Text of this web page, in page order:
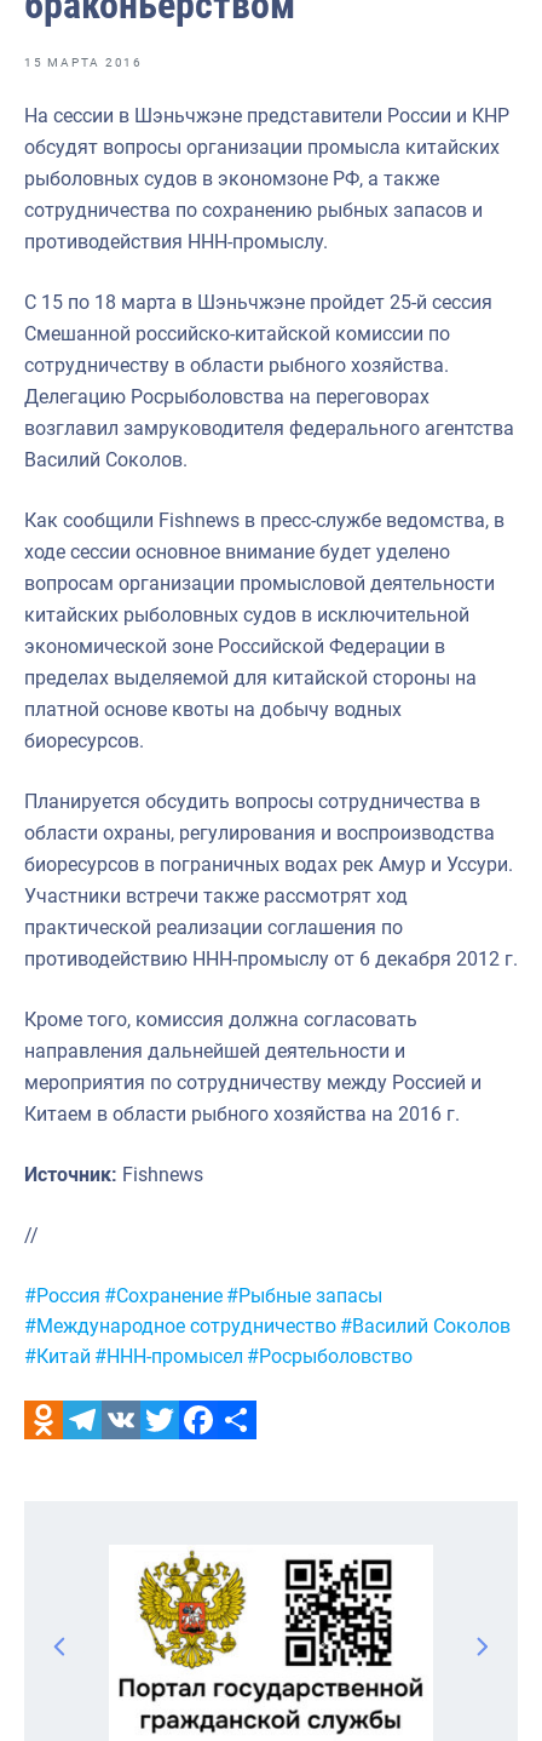
Отраслевые СМИ
Выставки и конференции
Научно-практическая литература
Рыбоохрана России
Инфографика
Большая африканская экспедиция
Укрепление духовно-нравственных ценностей
15 МАРТА 2016
На сессии в Шэньчжэне представители России и КНР
обсудят вопросы организации промысла китайских
рыболовных судов в экономзоне РФ, а также
сотрудничества по сохранению рыбных запасов и
противодействия ННН-промыслу.
С 15 по 18 марта в Шэньчжэне пройдет 25-й сессия
Смешанной российско-китайской комиссии по
сотрудничеству в области рыбного хозяйства.
Делегацию Росрыболовства на переговорах
возглавил замруководителя федерального агентства
Василий Соколов.
Как сообщили Fishnews в пресс-службе ведомства, в
ходе сессии основное внимание будет уделено
вопросам организации промысловой деятельности
китайских рыболовных судов в исключительной
экономической зоне Российской Федерации в
пределах выделяемой для китайской стороны на
платной основе квоты на добычу водных
биоресурсов.
Планируется обсудить вопросы сотрудничества в
области охраны, регулирования и воспроизводства
биоресурсов в пограничных водах рек Амур и Уссури.
Участники встречи также рассмотрят ход
практической реализации соглашения по
противодействию ННН-промыслу от 6 декабря 2012 г.
Кроме того, комиссия должна согласовать
направления дальнейшей деятельности и
мероприятия по сотрудничеству между Россией и
Китаем в области рыбного хозяйства на 2016 г.
Источник: Fishnews
//
Метки:
#Россия #Сохранение #Рыбные запасы
#Международное сотрудничество #Василий Соколов
#Китай #ННН-промысел #Росрыболовство